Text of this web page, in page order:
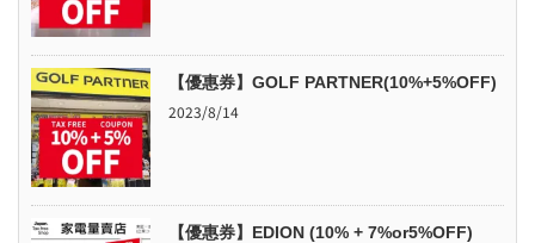
【優惠券】GOLF PARTNER(10%+5%OFF)
2023/8/14
【優惠券】EDION (10% + 7%or5%OFF)